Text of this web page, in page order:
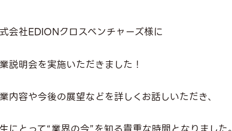
会社EDIONクロスベンチャーズ様に
説明会を実施いただきました！
内容や今後の展望などを詳しくお話しいただき、